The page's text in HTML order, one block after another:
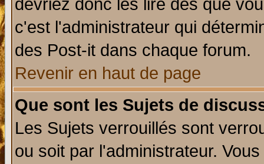
devriez donc les lire dès que
c'est l'administrateur qui
des Post-it dans chaque forum.
Revenir en haut de page
Que sont les Sujets de
Les Sujets verrouillés sont
ou soit par l'administrateur.